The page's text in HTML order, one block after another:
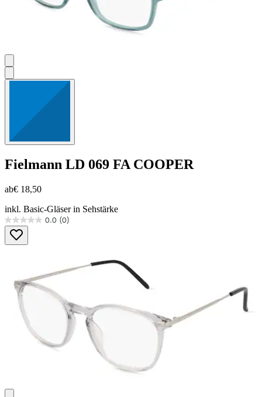
Fielmann LD 069 FA COOPER
ab€ 18,50
inkl. Basic-Gläser in Sehstärke
0.0 (0)
0.0
von
5